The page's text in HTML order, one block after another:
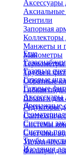
Аксессуары
Вентили
Запорная
Манжеты и
Манометры
Трубы и
Обратные
Гибкая
Шланги для
Редукторы
Системы
Счетчики
Фильтры
Еще
Газовые
Газовые
Газовые
Аксессуары
Дренажные
Системы
Система
Трубы
Изоляция